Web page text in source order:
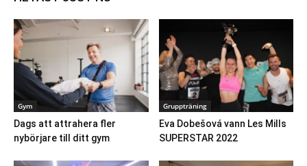
Gym
Dags att attrahera fler
nybörjare till ditt gym
Gruppträning
Eva Dobešová vann Les Mills
SUPERSTAR 2022